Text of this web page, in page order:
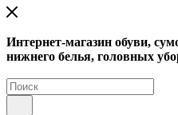
Интернет-магазин обуви,
нижнего белья, головных